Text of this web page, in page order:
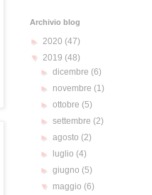
Archivio blog
► 2020 (47)
▼ 2019 (48)
►dicembre (6)
► novembre (1)
►ottobre (5)
►settembre (2)
►agosto (2)
►
luglio (4)
►giugno (5)
▼ maggio (6)